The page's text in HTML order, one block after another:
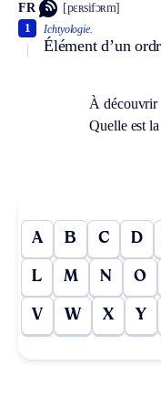
FR [pɛʀsifɔʀm]
Ichtyologie.
Élément d’un
1
À découvrir
Quelle est
A B C D
L M N O
V W X Y